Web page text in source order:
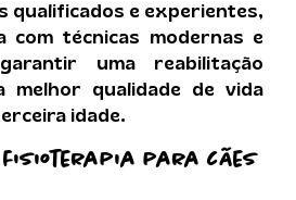
qualificados e experientes,
com técnicas modernas e
uma reabilitação
melhor qualidade de vida
idade.
fisioterapia para cães